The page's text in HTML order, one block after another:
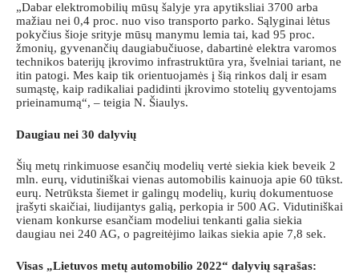
„Dabar elektromobilių mūsų šalyje yra apytiksliai 3700 arba
mažiau nei 0,4 proc. nuo viso transporto parko. Sąlyginai lėtus
pokyčius šioje srityje mūsų manymu lemia tai, kad 95 proc.
žmonių, gyvenančių daugiabučiuose, dabartinė elektra varomos
technikos baterijų įkrovimo infrastruktūra yra, švelniai tariant, ne
itin patogi. Mes kaip tik orientuojamės į šią rinkos dalį ir esam
sumąstę, kaip radikaliai padidinti įkrovimo stotelių gyventojams
prieinamumą“, – teigia N. Šiaulys.
Daugiau nei 30 dalyvių
Šių metų rinkimuose esančių modelių vertė siekia kiek beveik 2
mln. eurų, vidutiniškai vienas automobilis kainuoja apie 60 tūkst.
eurų. Netrūksta šiemet ir galingų modelių, kurių dokumentuose
įrašyti skaičiai, liudijantys galią, perkopia ir 500 AG. Vidutiniškai
vienam konkurse esančiam modeliui tenkanti galia siekia
daugiau nei 240 AG, o pagreitėjimo laikas siekia apie 7,8 sek.
Visas „Lietuvos metų automobilio 2022“ dalyvių sąrašas: